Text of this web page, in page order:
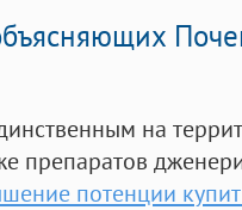
на
препаратов
потенции